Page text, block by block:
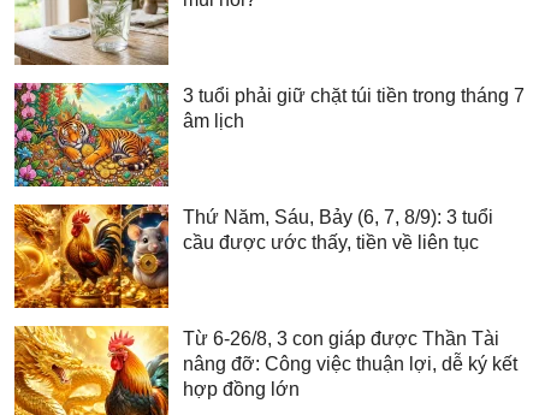
3 tuổi phải giữ chặt túi tiền trong tháng 7
âm lịch
Thứ Năm, Sáu, Bảy (6, 7, 8/9): 3 tuổi
cầu được ước thấy, tiền về liên tục
Từ 6-26/8, 3 con giáp được Thần Tài
nâng đỡ: Công việc thuận lợi, dễ ký kết
hợp đồng lớn